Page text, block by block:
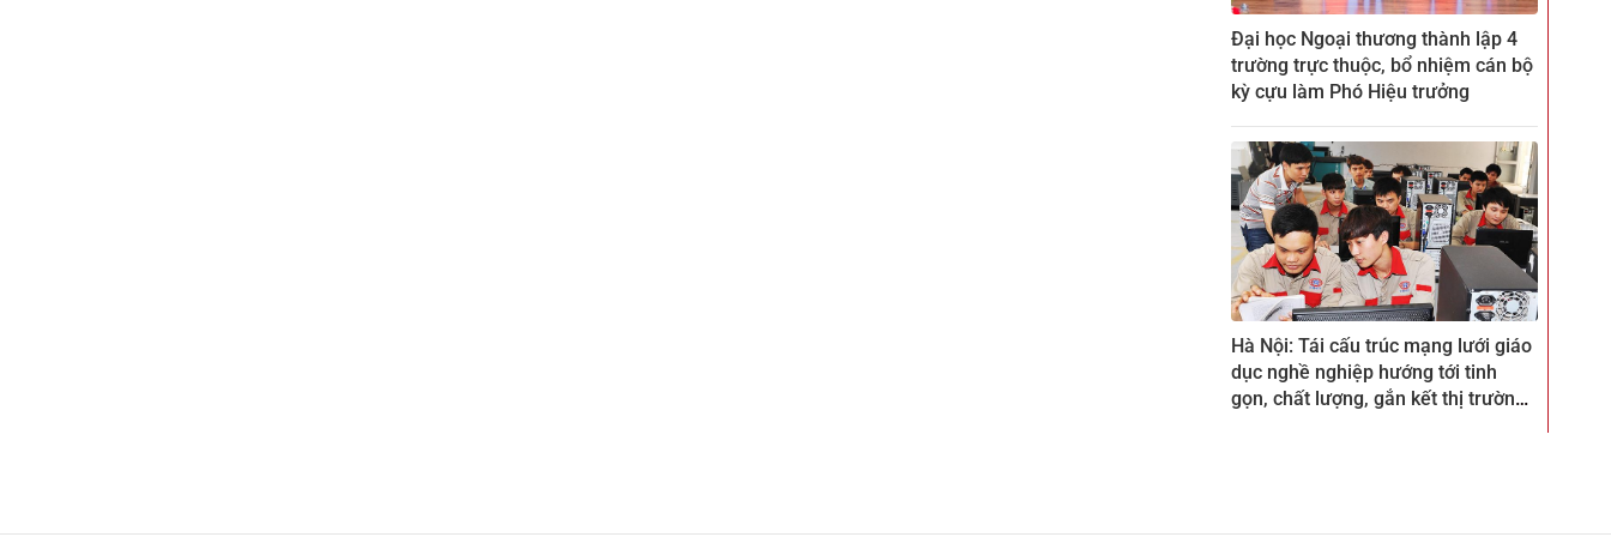
Đại học Ngoại thương thành lập 4
trường trực thuộc, bổ nhiệm cán bộ
kỳ cựu làm Phó Hiệu trưởng
Hà Nội: Tái cấu trúc mạng lưới giáo
dục nghề nghiệp hướng tới tinh
gọn, chất lượng, gắn kết thị trường